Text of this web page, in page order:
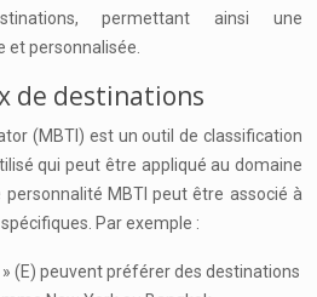
permettant ainsi une
et personnalisée.
de destinations
(MBTI) est un outil de classification
qui peut être appliqué au domaine
MBTI peut être associé à
Par exemple :
» (E) peuvent préférer des destinations